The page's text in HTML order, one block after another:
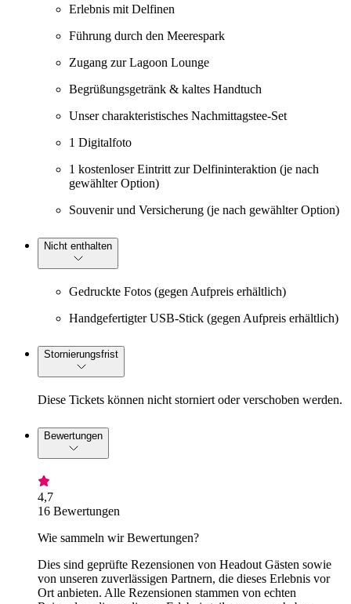
Erlebnis mit Delfinen
Führung durch den Meerespark
Zugang zur Lagoon Lounge
Begrüßungsgetränk & kaltes Handtuch
Unser charakteristisches Nachmittagstee-Set
1 Digitalfoto
1 kostenloser Eintritt zur Delfininteraktion (je nach
gewählter Option)
Souvenir und Versicherung (je nach gewählter Option)
Nicht enthalten
Gedruckte Fotos (gegen Aufpreis erhältlich)
Handgefertigter USB-Stick (gegen Aufpreis erhältlich)
Stornierungsfrist
Diese Tickets können nicht storniert oder verschoben werden.
Bewertungen
4,7
16 Bewertungen
Wie sammeln wir Bewertungen?
Dies sind geprüfte Rezensionen von Headout Gästen sowie
von unseren zuverlässigen Partnern, die dieses Erlebnis vor
Ort anbieten. Alle Rezensionen stammen von echten